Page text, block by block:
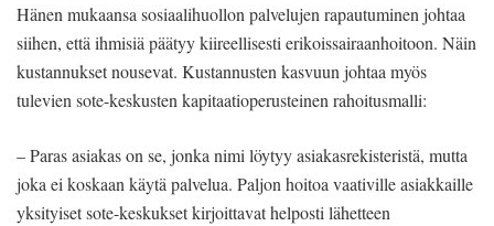
Hänen mukaansa sosiaalihuollon palvelujen rapautuminen johtaa
siihen, että ihmisiä päätyy kiireellisesti erikoissairaanhoitoon. Näin
kustannukset nousevat. Kustannusten kasvuun johtaa myös
tulevien sote-keskusten kapitaatioperusteinen rahoitusmalli:
– Paras asiakas on se, jonka nimi löytyy asiakasrekisteristä, mutta
joka ei koskaan käytä palvelua. Paljon hoitoa vaativille asiakkaille
yksityiset sote-keskukset kirjoittavat helposti lähetteen